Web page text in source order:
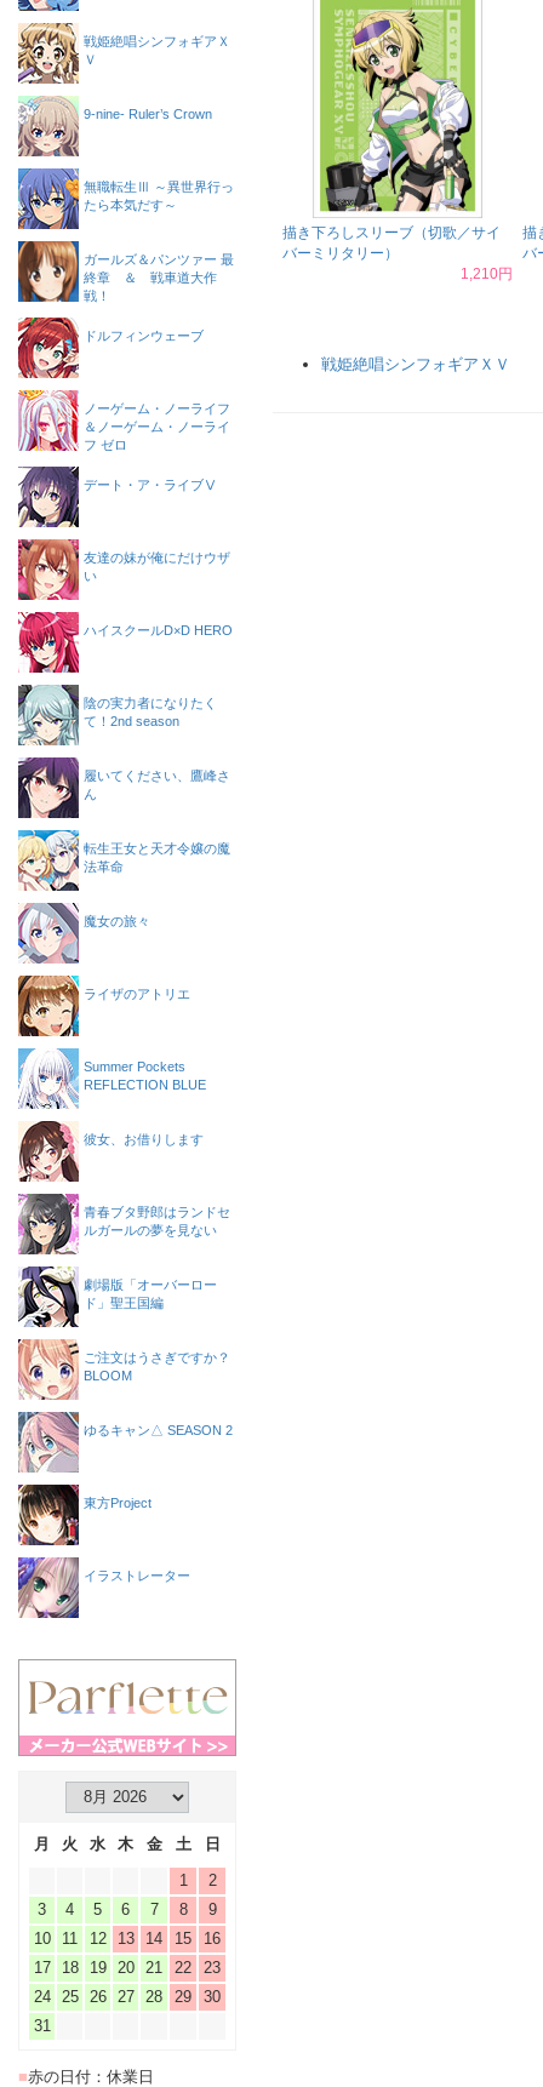
描き下ろしスリーブ（切歌／サイ
バーミリタリー）
1,210円
描
バ
戦姫絶唱シンフォギアＸＶ
戦姫絶唱シンフォギアＸ
Ｖ
9-nine- Ruler’s Crown
無職転生Ⅲ ～異世界行っ
たら本気だす～
ガールズ＆パンツァー 最
終章 ＆ 戦車道大作
戦！
ドルフィンウェーブ
ノーゲーム・ノーライフ
＆ノーゲーム・ノーライ
フ ゼロ
デート・ア・ライブⅤ
友達の妹が俺にだけウザ
い
ハイスクールD×D HERO
陰の実力者になりたく
て！2nd season
履いてください、鷹峰さ
ん
転生王女と天才令嬢の魔
法革命
魔女の旅々
ライザのアトリエ
Summer Pockets
REFLECTION BLUE
彼女、お借りします
青春ブタ野郎はランドセ
ルガールの夢を見ない
劇場版「オーバーロー
ド」聖王国編
ご注文はうさぎですか？
BLOOM
ゆるキャン△ SEASON 2
東方Project
イラストレーター
月 火 水 木 金 土
日
1
2
3
4 5 6 7 8
9
10
11 12 13 14 15
16
17
18 19 20 21 22
23
24
25 26 27 28 29
30
31
■赤の日付：休業日